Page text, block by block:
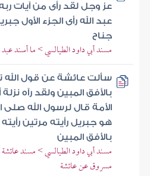
عز وجل لقد رأى من آيات
عبد الله رأى الجزء الأول
جناح
مسند أبي داود الطيالسي > ما أسند
سألت عائشة عن قول الله
بالأفق المبين ولقد رآه
الأمة قال لرسول الله
هو جبريل رأيته مرتين رأيته
بالأفق المبين
مسند أبي داود الطيالسي > مسند عائشة
مسروق عن عائشة